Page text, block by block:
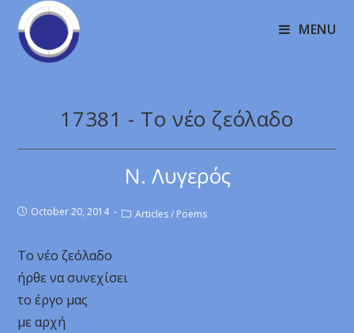
MENU
17381 - Το νέο ζεόλαδο
Ν. Λυγερός
October 20, 2014 Articles / Poems
Το νέο ζεόλαδο
ήρθε να συνεχίσει
το έργο μας
με αρχή